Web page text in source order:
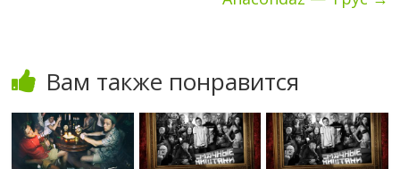
Вам также понравится